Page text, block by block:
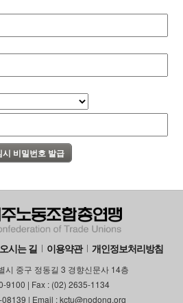
오시는 길 이용약관 개인정보처리방침
시 중구 정동길 3 경향신문사 14층
9100 | Fax : (02) 2635-1134
| Email : kctu@nodong.org